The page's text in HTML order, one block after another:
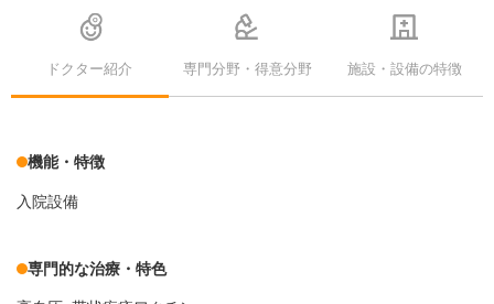
ドクター紹介 専門分野・得意分野 施設・設備の特徴
機能・特徴
入院設備
専門的な治療・特色